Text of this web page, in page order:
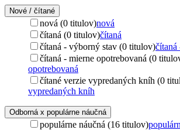
Nové / čítané
nová (0 titulov)nová
čítaná (0 titulov)čítaná
čítaná - výborný stav (0 titulov)čítaná
čítaná - mierne opotrebovaná (0
opotrebovaná
čítané verzie vypredaných kníh (0
vypredaných kníh
Odborná x populárne náučná
populárne náučná (16 titulov)